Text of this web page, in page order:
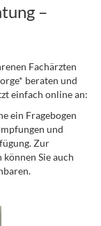
–
Fachärzten
beraten und
einfach online an:
ein Fragebogen
und
Zur
Sie auch